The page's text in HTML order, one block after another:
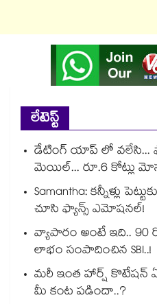
లేటెస్ట్
డేటింగ్ యాప్ లో
మెయిల్... రూ.6 కోట్లు
Samantha: కన్నీళ్లు
చూసి ఫ్యాన్స్ ఎమోషనల్!
వ్యాపారం అంటే ఇది.. 90
లాభం సంపాదించిన SBI..!
మరీ ఇంత హార్ష్ కొటేషన్
మీ కంట పడిందా..?